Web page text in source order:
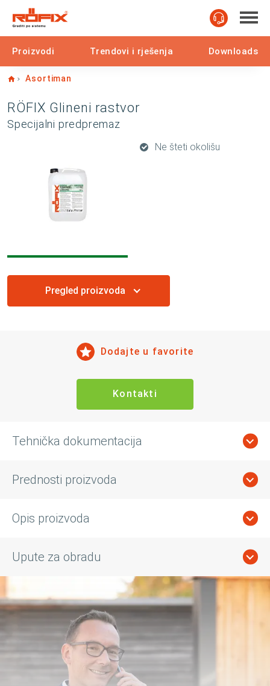
Proizvodi Trendovi i rješenja Downloads
Home
Asortiman
RÖFIX Glineni rastvor
Specijalni predpremaz
Ne šteti okolišu
Pregled proizvoda
Dodajte u favorite
Kontakti
Tehnička dokumentacija
Prednosti proizvoda
Opis proizvoda
Upute za obradu